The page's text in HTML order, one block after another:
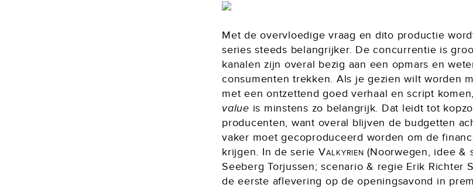
Met de overvloedige vraag en dito productie
series steeds belangrijker. De concurrentie is
kanalen zijn overal bezig aan een opmars en
consumenten trekken. Als je gezien wilt worden
met een ontzettend goed verhaal en script
value is minstens zo belangrijk. Dat leidt tot
producenten, want overal blijven de budgetten
vaker moet gecoproduceerd worden om de
krijgen. In de serie Valkyrien (Noorwegen, idee &
Seeberg Torjussen; scenario & regie Erik Richter
de eerste aflevering op de openingsavond in